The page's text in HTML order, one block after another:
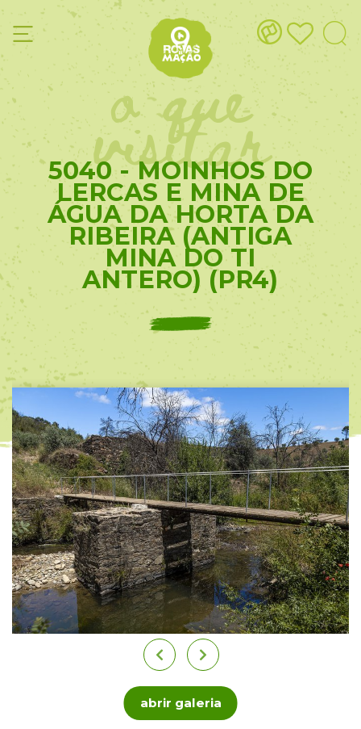
o que
visitar
5040 - MOINHOS DO
LERCAS E MINA DE
ÁGUA DA HORTA DA
RIBEIRA (ANTIGA
MINA DO TI
ANTERO) (PR4)
abrir galeria